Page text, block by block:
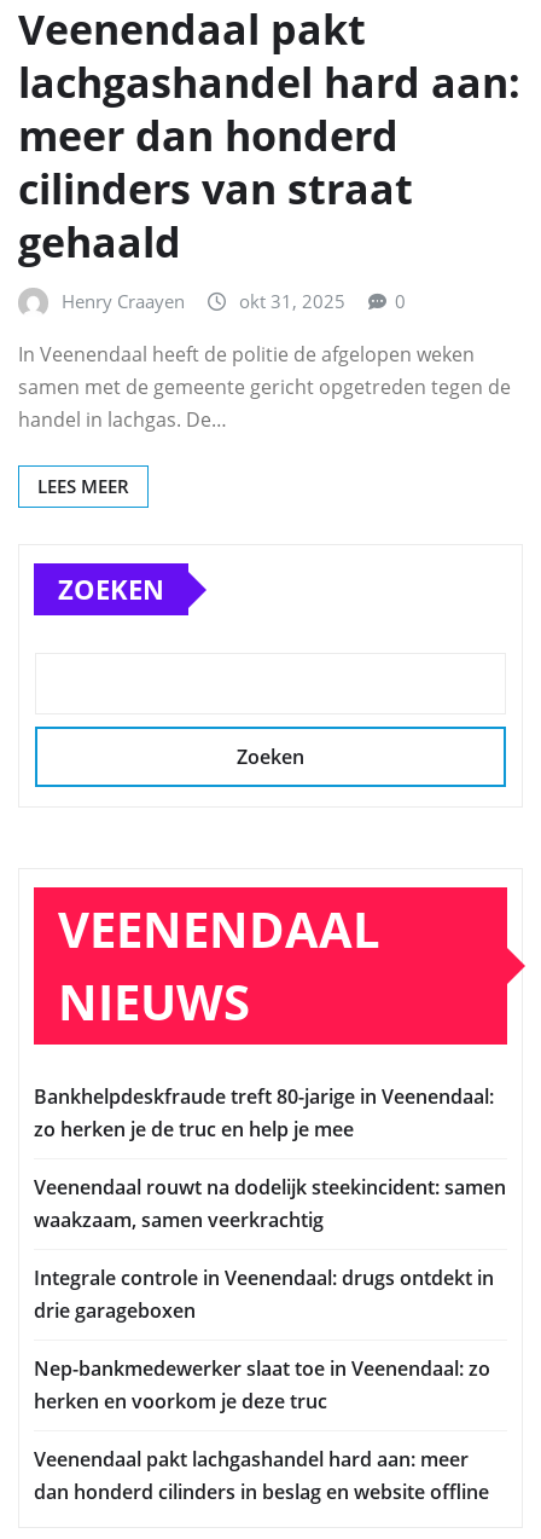
Veenendaal pakt
lachgashandel hard aan:
meer dan honderd
cilinders van straat
gehaald
Henry Craayen okt 31, 2025 0
In Veenendaal heeft de politie de afgelopen weken
samen met de gemeente gericht opgetreden tegen de
handel in lachgas. De…
LEES MEER
ZOEKEN
Zoeken
VEENENDAAL
NIEUWS
Bankhelpdeskfraude treft 80-jarige in Veenendaal:
zo herken je de truc en help je mee
Veenendaal rouwt na dodelijk steekincident: samen
waakzaam, samen veerkrachtig
Integrale controle in Veenendaal: drugs ontdekt in
drie garageboxen
Nep-bankmedewerker slaat toe in Veenendaal: zo
herken en voorkom je deze truc
Veenendaal pakt lachgashandel hard aan: meer
dan honderd cilinders in beslag en website offline